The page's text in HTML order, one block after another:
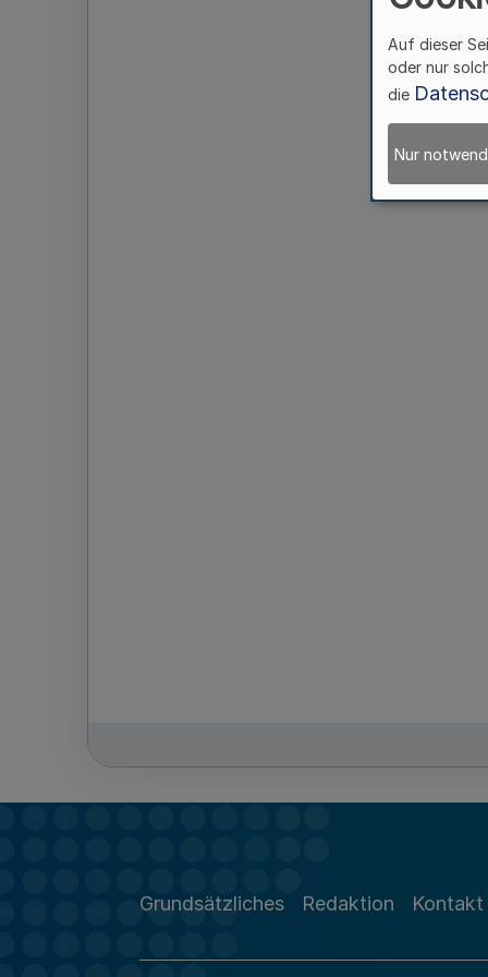
Grundsätzliches Redaktion Kontakt
Auf dieser
oder nur
die
Nur